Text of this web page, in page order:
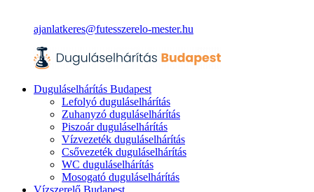
ajanlatkeres@futesszerelo-mester.hu
Duguláselhárítás Budapest
Lefolyó duguláselhárítás
Zuhanyzó duguláselhárítás
Piszoár duguláselhárítás
Vízvezeték duguláselhárítás
Csővezeték duguláselhárítás
WC duguláselhárítás
Mosogató duguláselhárítás
Vízszerelő Budapest